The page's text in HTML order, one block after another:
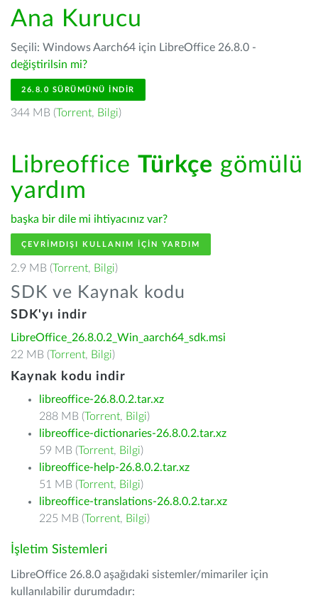
Ana Kurucu
Seçili: Windows Aarch64 için LibreOffice 26.8.0 -
değiştirilsin mi?
26.8.0 SÜRÜMÜNÜ İNDIR
344 MB (Torrent, Bilgi)
Libreoffice Türkçe gömülü
yardım
başka bir dile mi ihtiyacınız var?
ÇEVRIMDIŞI KULLANIM IÇIN YARDIM
2.9 MB (Torrent, Bilgi)
SDK ve Kaynak kodu
SDK'yı indir
LibreOffice_26.8.0.2_Win_aarch64_sdk.msi
22 MB (Torrent, Bilgi)
Kaynak kodu indir
libreoffice-26.8.0.2.tar.xz
288 MB (Torrent, Bilgi)
libreoffice-dictionaries-26.8.0.2.tar.xz
59 MB (Torrent, Bilgi)
libreoffice-help-26.8.0.2.tar.xz
51 MB (Torrent, Bilgi)
libreoffice-translations-26.8.0.2.tar.xz
225 MB (Torrent, Bilgi)
İşletim Sistemleri
LibreOffice 26.8.0 aşağıdaki sistemler/mimariler için
kullanılabilir durumdadır: